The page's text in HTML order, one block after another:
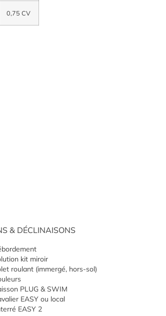
0,75 CV
& DÉCLINAISONS
kit miroir
roulant (immergé, hors-sol)
PLUG & SWIM
EASY ou local
EASY 2